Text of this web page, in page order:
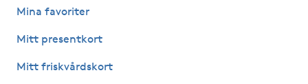
Nagelförlängning glasfiber
Nagelförlängning silke
Mina favoriter
Mitt presentkort
Mitt friskvårdskort